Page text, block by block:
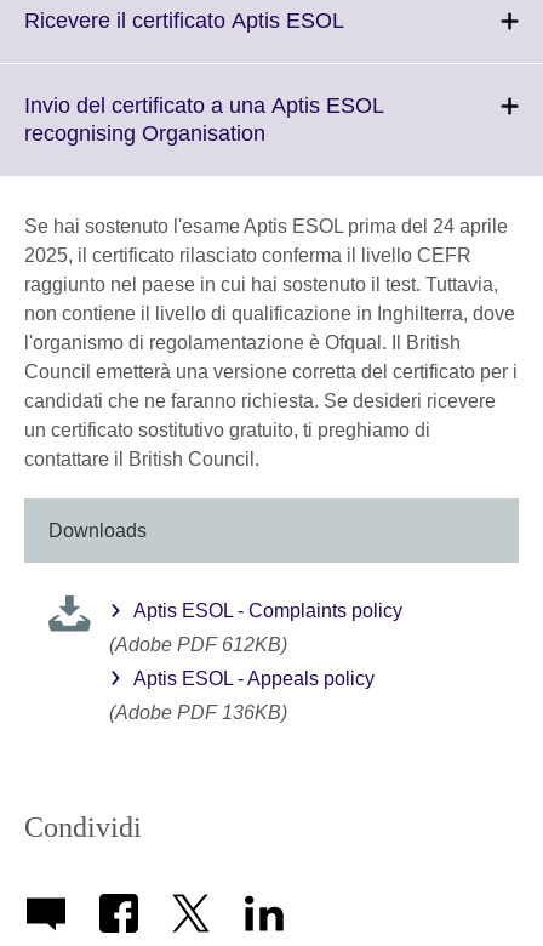
More
Ricevere il certificato Aptis ESOLClick
More
Invio del certificato a una Aptis ESOL
recognising Organisation
More
information
available.
Se hai sostenuto l'esame Aptis ESOL prima del 24 aprile
2025, il certificato rilasciato conferma il livello CEFR
raggiunto nel paese in cui hai sostenuto il test. Tuttavia,
non contiene il livello di qualificazione in Inghilterra, dove
l'organismo di regolamentazione è Ofqual. Il British
Council emetterà una versione corretta del certificato per i
candidati che ne faranno richiesta. Se desideri ricevere
un certificato sostitutivo gratuito, ti preghiamo di
contattare il British Council.
Downloads
Aptis ESOL - Complaints policy
(Adobe PDF 612KB)
Aptis ESOL - Appeals policy
(Adobe PDF 136KB)
Condividi